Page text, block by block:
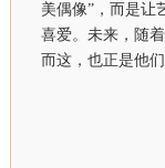
美偶像”，而是让
喜爱。未来，随
而这，也正是他